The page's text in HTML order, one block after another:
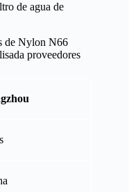
de agua de
de Nylon N66
proveedores